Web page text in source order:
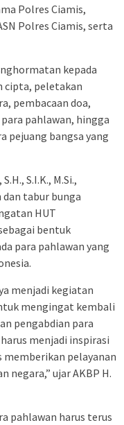
Polres Ciamis,
Polres Ciamis, serta
kepada
cipta, peletakan
pembacaan doa,
pahlawan, hingga
pejuang bangsa yang
S.I.K., M.Si.,
tabur bunga
HUT
bentuk
para pahlawan yang
menjadi kegiatan
mengingat kembali
pengabdian para
menjadi inspirasi
pelayanan
negara,” ujar AKBP H.
pahlawan harus terus